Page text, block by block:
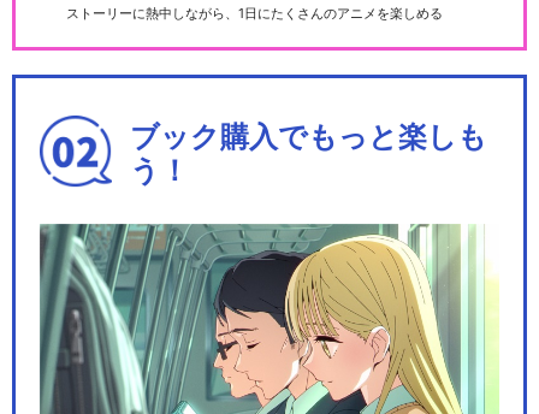
ストーリーに熱中しながら、1日にたくさんのアニメを楽しめる
ブック購入でもっと楽しも
う！